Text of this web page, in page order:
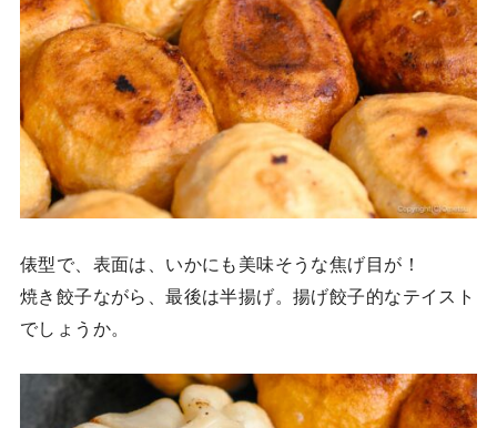
俵型で、表面は、いかにも美味そうな焦げ目が！
焼き餃子ながら、最後は半揚げ。揚げ餃子的なテイスト
でしょうか。